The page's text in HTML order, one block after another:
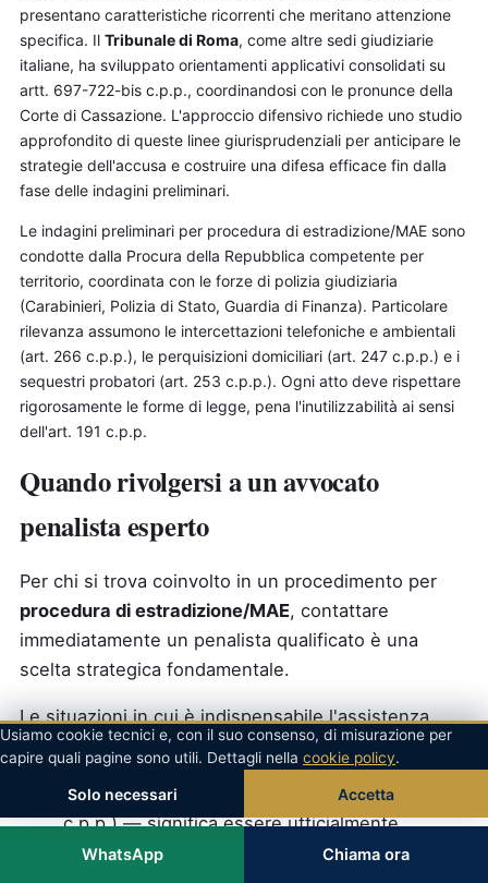
presentano caratteristiche ricorrenti che meritano attenzione
specifica. Il Tribunale di Roma, come altre sedi giudiziarie
italiane, ha sviluppato orientamenti applicativi consolidati su
artt. 697-722-bis c.p.p., coordinandosi con le pronunce della
Corte di Cassazione. L'approccio difensivo richiede uno studio
approfondito di queste linee giurisprudenziali per anticipare le
strategie dell'accusa e costruire una difesa efficace fin dalla
fase delle indagini preliminari.
Le indagini preliminari per procedura di estradizione/MAE sono
condotte dalla Procura della Repubblica competente per
territorio, coordinata con le forze di polizia giudiziaria
(Carabinieri, Polizia di Stato, Guardia di Finanza). Particolare
rilevanza assumono le intercettazioni telefoniche e ambientali
(art. 266 c.p.p.), le perquisizioni domiciliari (art. 247 c.p.p.) e i
sequestri probatori (art. 253 c.p.p.). Ogni atto deve rispettare
rigorosamente le forme di legge, pena l'inutilizzabilità ai sensi
dell'art. 191 c.p.p.
Quando rivolgersi a un avvocato
penalista esperto
Per chi si trova coinvolto in un procedimento per
procedura di estradizione/MAE, contattare
immediatamente un penalista qualificato è una
scelta strategica fondamentale.
Le situazioni in cui è indispensabile l'assistenza
immediata di un legale sono numerose:
Notifica di un avviso di garanzia(art. 369
c.p.p.) — significa essere ufficialmente
indagati e attiva specifici diritti difensivi.
WhatsApp Chiama ora
Usiamo cookie tecnici e, con il suo consenso, di misurazione per
capire quali pagine sono utili. Dettagli nella cookie policy.
Solo necessari Accetta